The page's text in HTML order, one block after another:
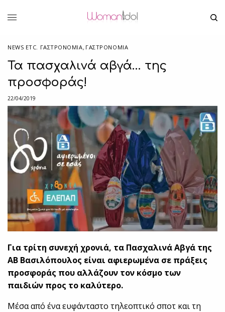
NEWS ETC. ΓΑΣΤΡΟΝΟΜΊΑ, ΓΑΣΤΡΟΝΟΜΙΑ
Τα πασχαλινά αβγά… της
προσφοράς!
22/04/2019
Για τρίτη συνεχή χρονιά, τα Πασχαλινά Αβγά της
ΑΒ Βασιλόπουλος είναι αφιερωμένα σε πράξεις
προσφοράς που αλλάζουν τον κόσμο των
παιδιών προς το καλύτερο.
Μέσα από ένα ευφάνταστο τηλεοπτικό σποτ και τη